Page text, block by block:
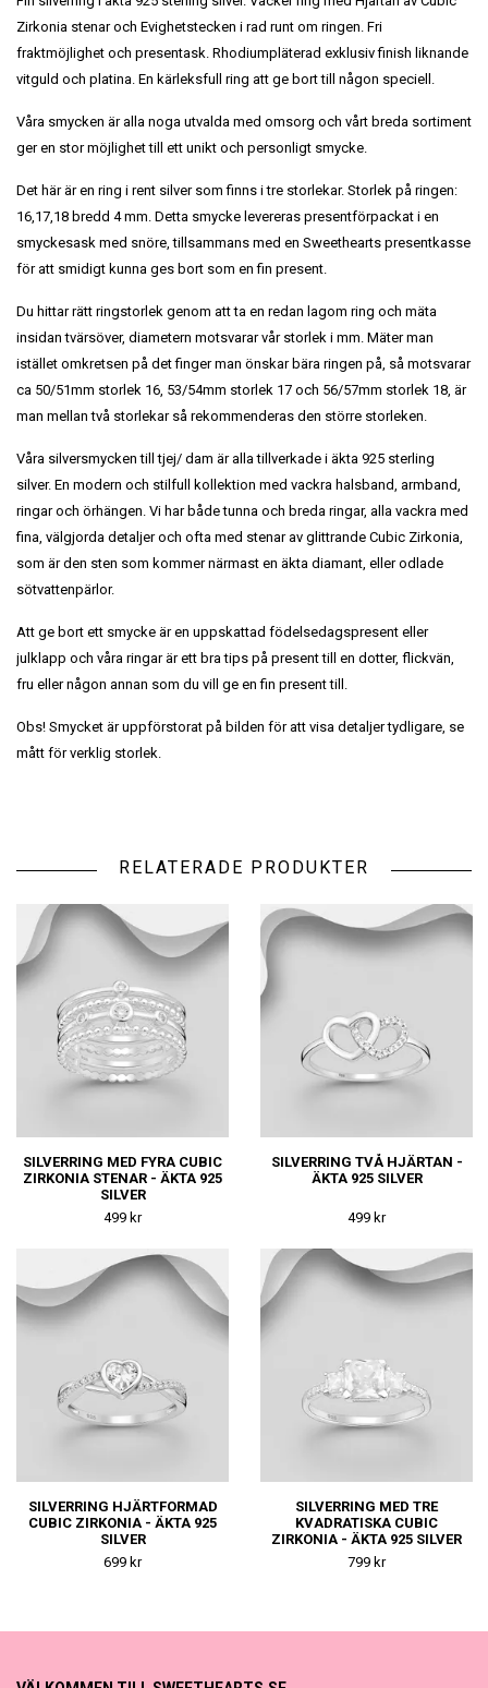
Zirkonia stenar och Evighetstecken i rad runt om ringen. Fri
fraktmöjlighet och presentask. Rhodiumpläterad exklusiv finish liknande
vitguld och platina. En kärleksfull ring att ge bort till någon speciell.
Våra smycken är alla noga utvalda med omsorg och vårt breda sortiment
ger en stor möjlighet till ett unikt och personligt smycke.
Det här är en ring i rent silver som finns i tre storlekar. Storlek på ringen:
16,17,18 bredd 4 mm. Detta smycke levereras presentförpackat i en
smyckesask med snöre, tillsammans med en Sweethearts presentkasse
för att smidigt kunna ges bort som en fin present.
Du hittar rätt ringstorlek genom att ta en redan lagom ring och mäta
insidan tvärsöver, diametern motsvarar vår storlek i mm. Mäter man
istället omkretsen på det finger man önskar bära ringen på, så motsvarar
ca 50/51mm storlek 16, 53/54mm storlek 17 och 56/57mm storlek 18, är
man mellan två storlekar så rekommenderas den större storleken.
Våra silversmycken till tjej/ dam är alla tillverkade i äkta 925 sterling
silver. En modern och stilfull kollektion med vackra halsband, armband,
ringar och örhängen. Vi har både tunna och breda ringar, alla vackra med
fina, välgjorda detaljer och ofta med stenar av glittrande Cubic Zirkonia,
som är den sten som kommer närmast en äkta diamant, eller odlade
sötvattenpärlor.
Att ge bort ett smycke är en uppskattad födelsedagspresent eller
julklapp och våra ringar är ett bra tips på present till en dotter, flickvän,
fru eller någon annan som du vill ge en fin present till.
Obs! Smycket är uppförstorat på bilden för att visa detaljer tydligare, se
mått för verklig storlek.
RELATERADE PRODUKTER
SILVERRING MED FYRA CUBIC
ZIRKONIA STENAR - ÄKTA 925
SILVER
499 kr
SILVERRING TVÅ HJÄRTAN -
ÄKTA 925 SILVER
499 kr
SILVERRING HJÄRTFORMAD
CUBIC ZIRKONIA - ÄKTA 925
SILVER
699 kr
SILVERRING MED TRE
KVADRATISKA CUBIC
ZIRKONIA - ÄKTA 925 SILVER
799 kr